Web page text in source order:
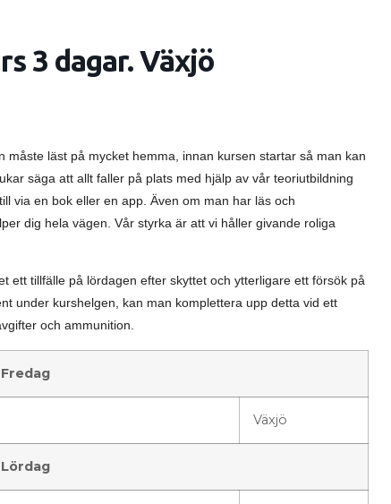
3 dagar. Växjö
läst på mycket hemma, innan kursen startar så man kan
säga att allt faller på plats med hjälp av vår teoriutbildning
via en bok eller en app. Även om man har läs och
dig hela vägen. Vår styrka är att vi håller givande roliga
ett tillfälle på lördagen efter skyttet och ytterligare ett försök på
under kurshelgen, kan man komplettera upp detta vid ett
och ammunition.
Fredag
Växjö
Lördag